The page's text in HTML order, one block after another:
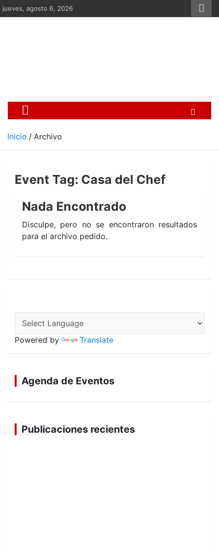
Saltar
al
jueves, agosto 6, 2026
Inicio Archivo
Event Tag: Casa del Chef
Nada Encontrado
Disculpe, pero no se encontraron resultados
para el archivo pedido.
Powered by Translate
Agenda de Eventos
Publicaciones recientes